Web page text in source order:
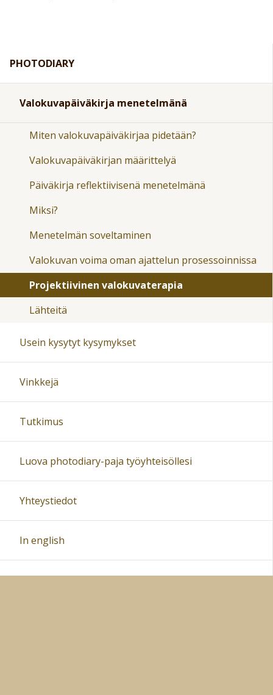
PHOTODIARY
Valokuvapäiväkirja menetelmänä
Miten valokuvapäiväkirjaa pidetään?
Valokuvapäiväkirjan määrittelyä
Päiväkirja reflektiivisenä menetelmänä
Miksi?
Menetelmän soveltaminen
Valokuvan voima oman ajattelun prosessoinnissa
Projektiivinen valokuvaterapia
Lähteitä
Usein kysytyt kysymykset
Vinkkejä
Tutkimus
Luova photodiary-paja työyhteisöllesi
Yhteystiedot
In english
Kurssiympäristö